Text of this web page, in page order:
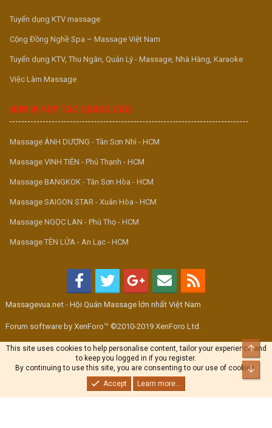
Tuyển dụng KTV massage
Cộng Đồng Nghề Spa – Massage Việt Nam
Tuyển dụng KTV, Thu Ngân, Quản Lý - Massage, Nhà Hàng, Karaoke
Việc Làm Massage
ĐƠN VỊ HỢP TÁC QUẢNG CÁO
Massage ÁNH DƯƠNG - Tân Sơn Nhì - HCM
Massage VINH TIÊN - Phú Thạnh - HCM
Massage BANGKOK - Tân Sơn Hòa - HCM
Massage SAIGON STAR - Xuân Hòa - HCM
Massage NGỌC LAN - Phú Thọ - HCM
Massage TÊN LỬA - An Lạc - HCM
Massagevua.net - Hội Quán Massage lớn nhất Việt Nam
Forum software by XenForo™ ©2010-2019 XenForo Ltd.
This site uses cookies to help personalise content, tailor your experience and
to keep you logged in if you register.
By continuing to use this site, you are consenting to our use of cookies.
Accept
Learn more...
Top